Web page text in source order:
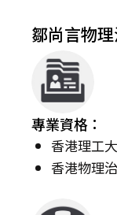
鄒尚言物
專業資格：
香港理工
香港物理